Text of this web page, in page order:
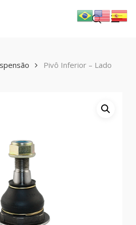
search
Menu
Pivô Inferior – Lado